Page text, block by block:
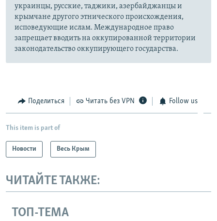
украинцы, русские, таджики, азербайджанцы и
крымчане другого этнического происхождения,
исповедующие ислам. Международное право
запрещает вводить на оккупированной территории
законодательство оккупирующего государства.
Поделиться Читать без VPN Follow us
This item is part of
Новости Весь Крым
ЧИТАЙТЕ ТАКЖЕ:
ТОП-ТЕМА